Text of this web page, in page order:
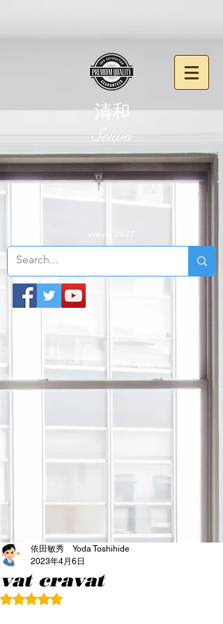
清和
​Seiwa
since 2017
vat cravat
依田敏秀 Yoda Toshihide
2023年4月6日
5つ星のうちNaNと評価されています。